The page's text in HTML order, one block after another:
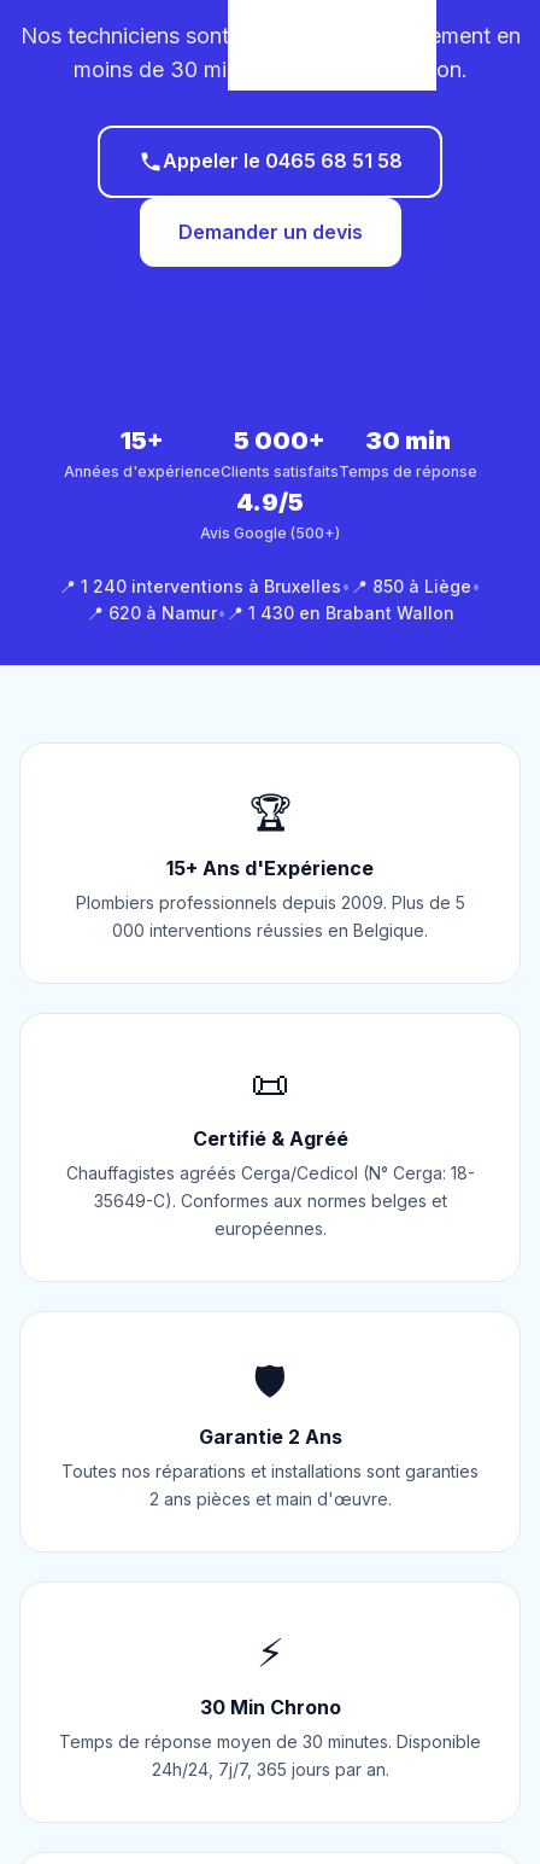
Nos techniciens sont sur la route. Déplacement en
moins de 30 minutes dans votre région.
Appeler le 0465 68 51 58
Demander un devis
15+
Années d'expérience
5 000+
Clients satisfaits
30 min
Temps de réponse
4.9/5
Avis Google (500+)
📍 1 240 interventions à Bruxelles• 📍 850 à Liège•
📍 620 à Namur• 📍 1 430 en Brabant Wallon
🏆
15+ Ans d'Expérience
Plombiers professionnels depuis 2009. Plus de 5
000 interventions réussies en Belgique.
📜
Certifié & Agréé
Chauffagistes agréés Cerga/Cedicol (N° Cerga: 18-
35649-C). Conformes aux normes belges et
européennes.
🛡️
Garantie 2 Ans
Toutes nos réparations et installations sont garanties
2 ans pièces et main d'œuvre.
⚡
30 Min Chrono
Temps de réponse moyen de 30 minutes. Disponible
24h/24, 7j/7, 365 jours par an.